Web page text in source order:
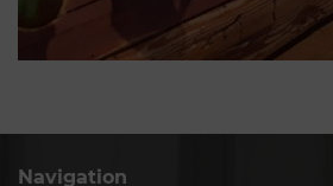
Navigation